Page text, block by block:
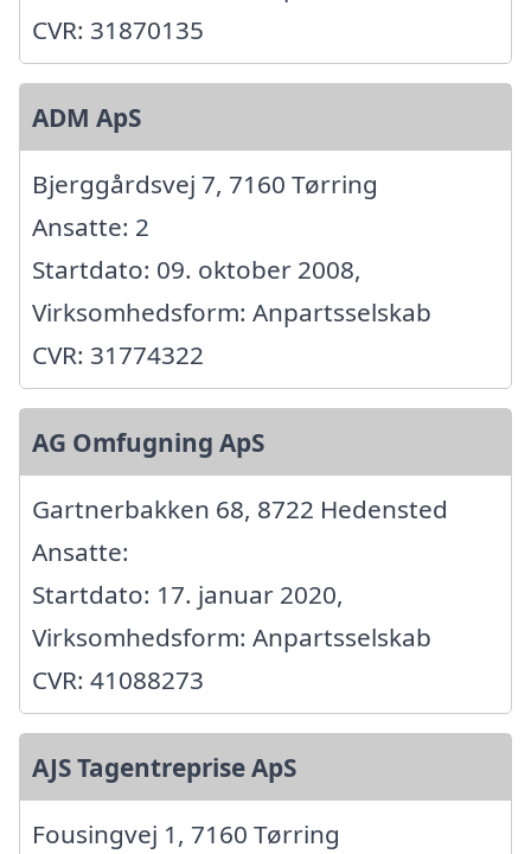
CVR: 31870135
ADM ApS
Bjerggårdsvej 7, 7160 Tørring
Ansatte: 2
Startdato: 09. oktober 2008,
Virksomhedsform: Anpartsselskab
CVR: 31774322
AG Omfugning ApS
Gartnerbakken 68, 8722 Hedensted
Ansatte:
Startdato: 17. januar 2020,
Virksomhedsform: Anpartsselskab
CVR: 41088273
AJS Tagentreprise ApS
Fousingvej 1, 7160 Tørring